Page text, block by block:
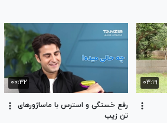
۰۳:۱۹ ۰۰:۳۲
رفع خستگی و استرس با ماساژورهای
تن زیب